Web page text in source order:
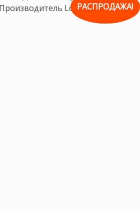
РАСПРОДАЖА!